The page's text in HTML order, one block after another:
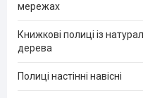
мережах
Книжкові полиці із
дерева
Полиці настінні навісні